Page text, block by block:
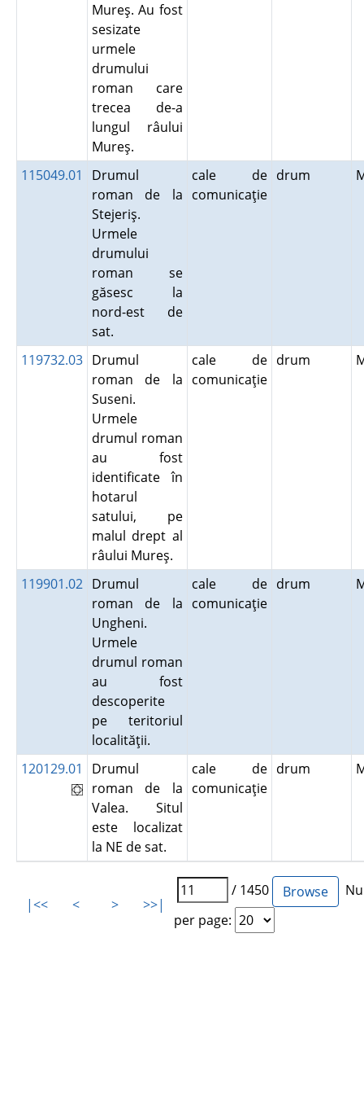
Mureş. Au fost
sesizate
urmele
drumului
roman care
trecea de-a
lungul râului
Mureş.
115049.01
Drumul
roman de la
Stejeriş.
Urmele
drumului
roman se
găsesc la
nord-est de
sat.
cale de
comunicaţie
drum
119732.03 Drumul
roman de la
Suseni.
Urmele
drumul roman
au fost
identificate în
hotarul
satului, pe
malul drept al
râului Mureş.
cale de
comunicaţie
drum
119901.02 Drumul
roman de la
Ungheni.
Urmele
drumul roman
au fost
descoperite
pe teritoriul
localităţii.
cale de
comunicaţie
drum
120129.01
Drumul
roman de la
Valea. Situl
este localizat
la NE de sat.
cale de
comunicaţie
drum
|<< < > >>|
/ 1450
per page: